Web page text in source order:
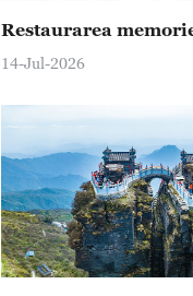
Restaurarea
14-Jul-2026